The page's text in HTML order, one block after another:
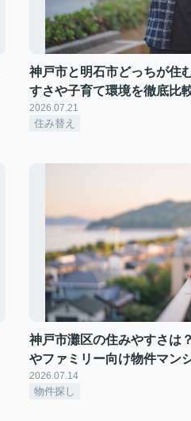
神戸市と明石市どっちが住
すさや子育て環境を徹底比
2026.07.21
住み替え
神戸市灘区の住みやすさは
やファミリー向け物件マン
2026.07.14
物件探し